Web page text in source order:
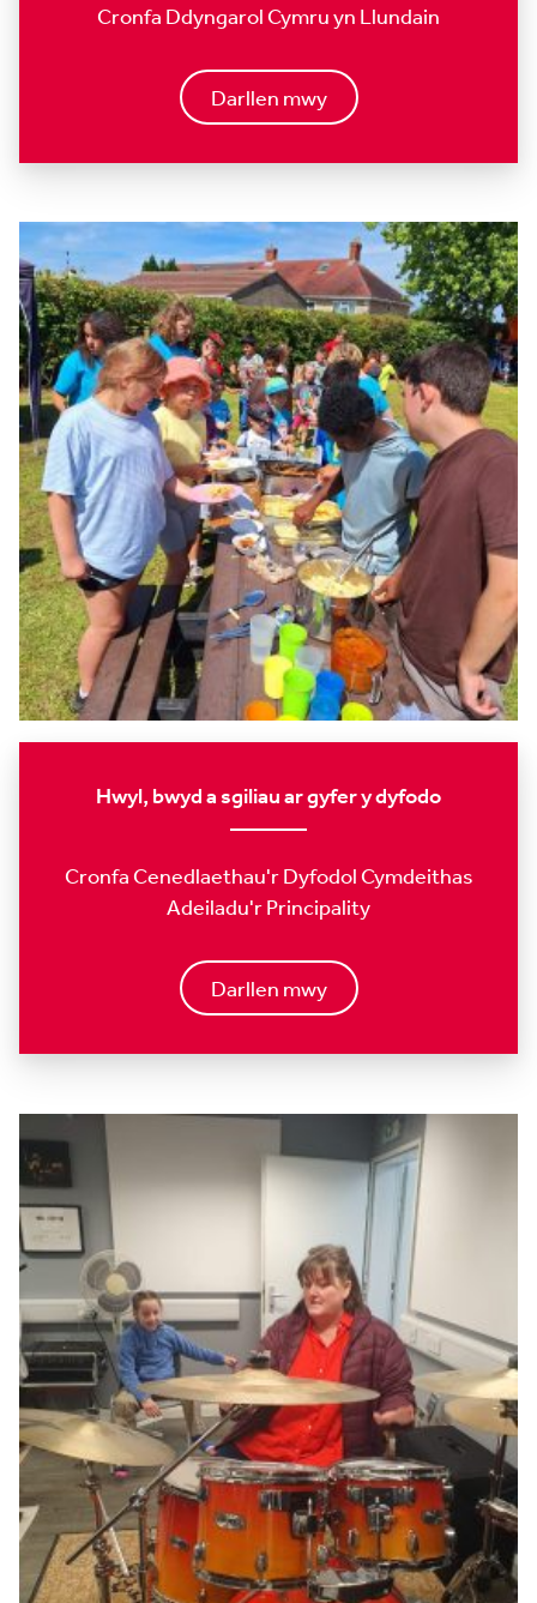
Cronfa Ddyngarol Cymru yn Llundain
Darllen mwy
Hwyl, bwyd a sgiliau ar gyfer y dyfodo
Cronfa Cenedlaethau'r Dyfodol Cymdeithas
Adeiladu'r Principality
Darllen mwy